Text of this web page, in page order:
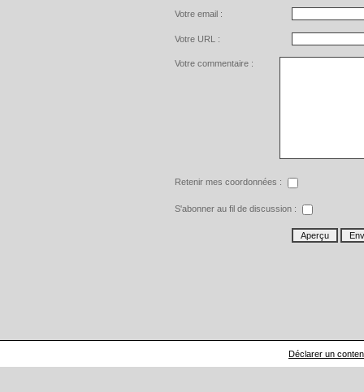
Votre email :
Votre URL :
Votre commentaire :
Retenir mes coordonnées :
S'abonner au fil de discussion :
Déclarer un